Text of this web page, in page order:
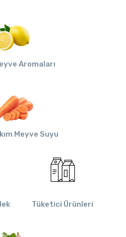
Aromaları
Meyve Suyu
Tüketici Ürünleri